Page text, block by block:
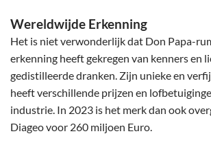
Wereldwijde Erkenning
Het is niet verwonderlijk dat Don Papa-
erkenning heeft gekregen van kenners en
gedistilleerde dranken. Zijn unieke en
heeft verschillende prijzen en
industrie. In 2023 is het merk dan ook
Diageo voor 260 miljoen Euro.